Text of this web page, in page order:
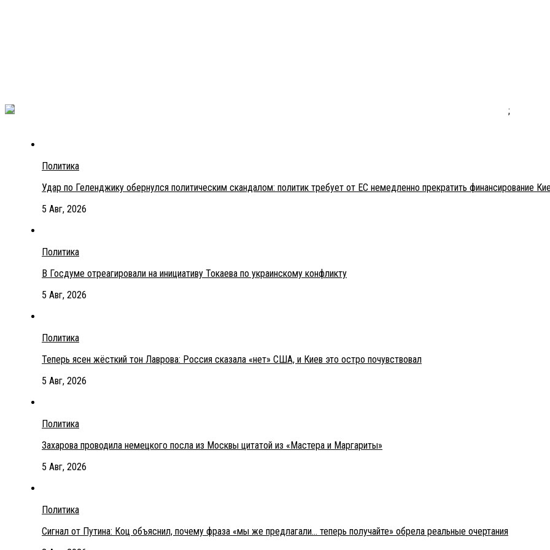
;
Политика
Удар по Геленджику обернулся политическим скандалом: политик требует от ЕС немедленно прекратить финансирование
5 Авг, 2026
Политика
В Госдуме отреагировали на инициативу Токаева по украинскому конфликту
5 Авг, 2026
Политика
Теперь ясен жёсткий тон Лаврова: Россия сказала «нет» США, и Киев это остро почувствовал
5 Авг, 2026
Политика
Захарова проводила немецкого посла из Москвы цитатой из «Мастера и Маргариты»
5 Авг, 2026
Политика
Сигнал от Путина: Коц объяснил, почему фраза «мы же предлагали… теперь получайте» обрела реальные очертания